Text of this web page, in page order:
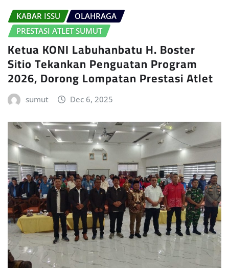
KABAR ISSU
OLAHRAGA
PRESTASI ATLET SUMUT
Ketua KONI Labuhanbatu H. Boster
Sitio Tekankan Penguatan Program
2026, Dorong Lompatan Prestasi Atlet
sumut Dec 6, 2025